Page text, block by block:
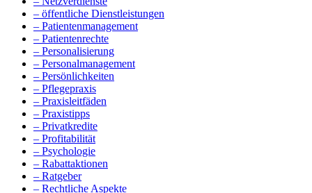
– öffentliche Dienstleistungen
– Patientenmanagement
– Patientenrechte
– Personalisierung
– Personalmanagement
– Persönlichkeiten
– Pflegepraxis
– Praxisleitfäden
– Praxistipps
– Privatkredite
– Profitabilität
– Psychologie
– Rabattaktionen
– Ratgeber
– Rechtliche Aspekte